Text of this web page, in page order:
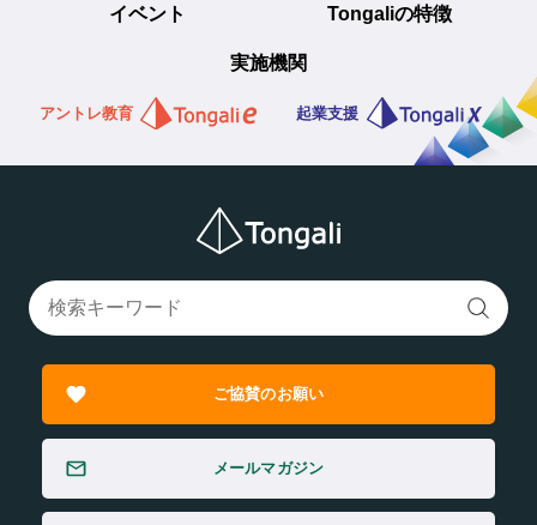
イベント Tongaliの特徴
実施機関
アントレ教育 起業支援
ご協賛のお願い
メールマガジン